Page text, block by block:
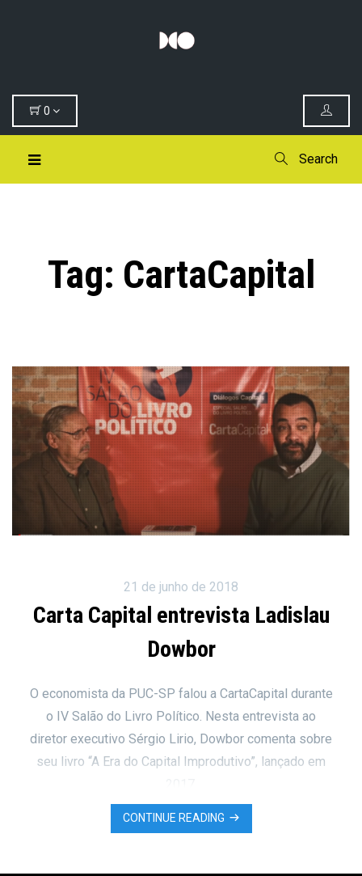
0
Search
Tag: CartaCapital
21 de junho de 2018
Carta Capital entrevista Ladislau
Dowbor
O economista da PUC-SP falou a CartaCapital durante
o IV Salão do Livro Político. Nesta entrevista ao
diretor executivo Sérgio Lirio, Dowbor comenta sobre
seu livro “A Era do Capital Improdutivo”, lançado em
CONTINUE READING